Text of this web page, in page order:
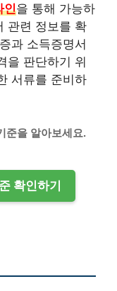
인을 통해 가능하
관련 정보를 확
과 소득증명서
을 판단하기 위
서류를 준비하
준을 알아보세요.
확인하기